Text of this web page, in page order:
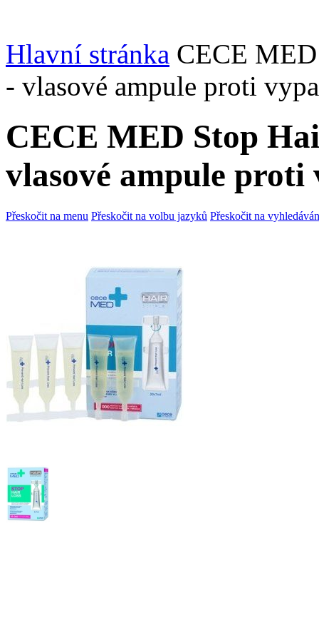
Hlavní stránka CECE
- vlasové ampule proti
CECE MED Stop
vlasové ampule proti
Přeskočit na menu Přeskočit na volbu jazyků Přeskočit na